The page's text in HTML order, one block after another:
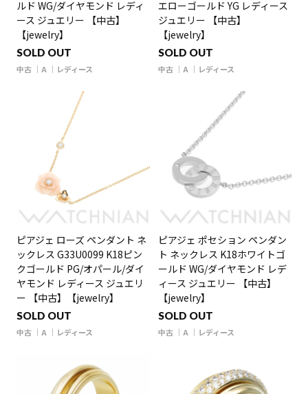
ルド WG/ダイヤモンド レディ
ース ジュエリー 【中古】
【jewelry】
SOLD OUT
中古 A レディース
エローゴールド YG レディース
ジュエリー 【中古】
【jewelry】
SOLD OUT
中古 A レディース
ピアジェ ローズ ペンダント ネ
ックレス G33U0099 K18ピン
クゴールド PG/オパール/ダイ
ヤモンド レディース ジュエリ
ー 【中古】【jewelry】
SOLD OUT
中古 A レディース
ピアジェ ポセション ペンダン
ト ネックレス K18ホワイトゴ
ールド WG/ダイヤモンド レデ
ィース ジュエリー 【中古】
【jewelry】
SOLD OUT
中古 A レディース